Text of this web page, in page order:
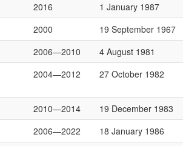
2016 1 January 1987
2000 19 September 1967
2006—2010 4 August 1981
2004—2012 27 October 1982
2010—2014 19 December 1983
2006—2022 18 January 1986